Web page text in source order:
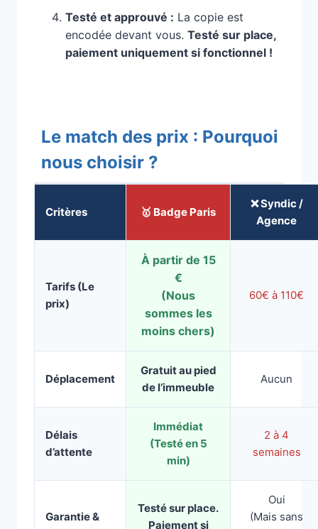
Testé et approuvé : La copie est
encodée devant vous. Testé sur place,
paiement uniquement si fonctionnel !
Le match des prix : Pourquoi
nous choisir ?
Critères 🥇 Badge Paris
❌ Syndic /
Agence
Tarifs (Le
prix)
À partir de 15
€
(Nous
sommes les
moins chers)
60€ à 110€
Déplacement
Gratuit au pied
de l’immeuble
Aucun
Délais
d’attente
Immédiat
(Testé en 5
min)
2 à 4
semaines
Garantie &
Testé sur place.
Paiement si
Oui
(Mais sans